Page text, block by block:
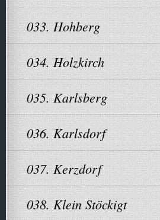
033. Hohberg
034. Holzkirch
035. Karlsberg
036. Karlsdorf
037. Kerzdorf
038. Klein Stöckigt